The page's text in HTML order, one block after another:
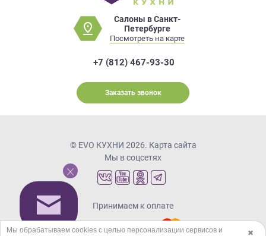
Салоны в Санкт-
Петербурге
Посмотреть на карте
+7 (812) 467-93-30
Заказать звонок
© EVO КУХНИ 2026. Карта сайта
Мы в соцсетях
Принимаем к оплате
✖
Мы обрабатываем cookies с целью персонализации сервисов и